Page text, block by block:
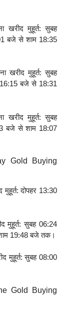
खरीद मुहूर्त: सुबह
बजे से शाम 18:35
खरीद मुहूर्त: सुबह
बजे से 18:31
खरीद मुहूर्त: सुबह
बजे से शाम 18:07
Gold Buying
दोपहर 13:30
मुहूर्त: सुबह 06:24
19:48 बजे तक।
मुहूर्त: सुबह 08:00
Gold Buying